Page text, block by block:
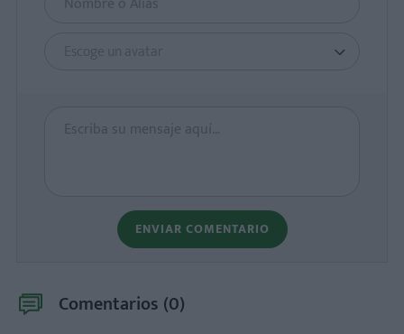
Escoge un avatar
ENVIAR COMENTARIO
Comentarios (0)